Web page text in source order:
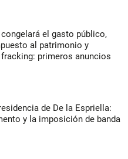
el gasto público,
al patrimonio y
primeros anuncios
de De la Espriella:
y la imposición de banda